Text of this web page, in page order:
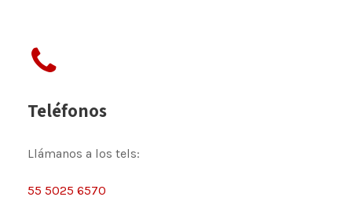
Teléfonos
Llámanos a los tels:
55 5025 6570